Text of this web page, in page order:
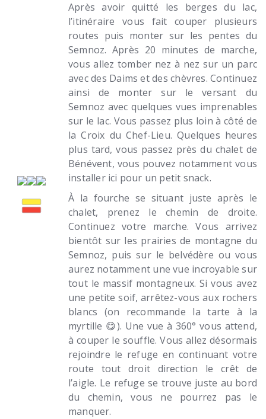
Après avoir quitté les berges du lac,
l’itinéraire vous fait couper plusieurs
routes puis monter sur les pentes du
Semnoz. Après 20 minutes de marche,
vous allez tomber nez à nez sur un parc
avec des Daims et des chèvres. Continuez
ainsi de monter sur le versant du
Semnoz avec quelques vues imprenables
sur le lac. Vous passez plus loin à côté de
la Croix du Chef-Lieu. Quelques heures
plus tard, vous passez près du chalet de
Bénévent, vous pouvez notamment vous
installer ici pour un petit snack.
À la fourche se situant juste après le
chalet, prenez le chemin de droite.
Continuez votre marche. Vous arrivez
bientôt sur les prairies de montagne du
Semnoz, puis sur le belvédère ou vous
aurez notamment une vue incroyable sur
tout le massif montagneux. Si vous avez
une petite soif, arrêtez-vous aux rochers
blancs (on recommande la tarte à la
myrtille 😋). Une vue à 360° vous attend,
à couper le souffle. Vous allez désormais
rejoindre le refuge en continuant votre
route tout droit direction le crêt de
l’aigle. Le refuge se trouve juste au bord
du chemin, vous ne pourrez pas le
manquer.